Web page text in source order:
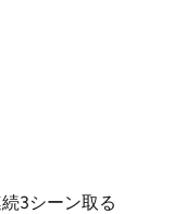
3シーン取る